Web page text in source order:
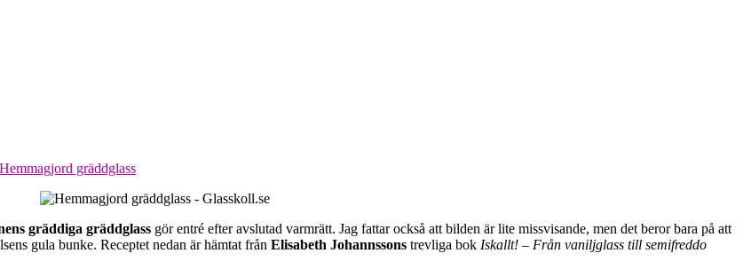
gräddglass
gräddiga gräddglass gör entré efter avslutad varmrätt. Jag fattar också att bilden är lite missvisande, men det beror bara på att
gula bunke. Receptet nedan är hämtat från Elisabeth Johannssons trevliga bok Iskallt! – Från vaniljglass till semifreddo